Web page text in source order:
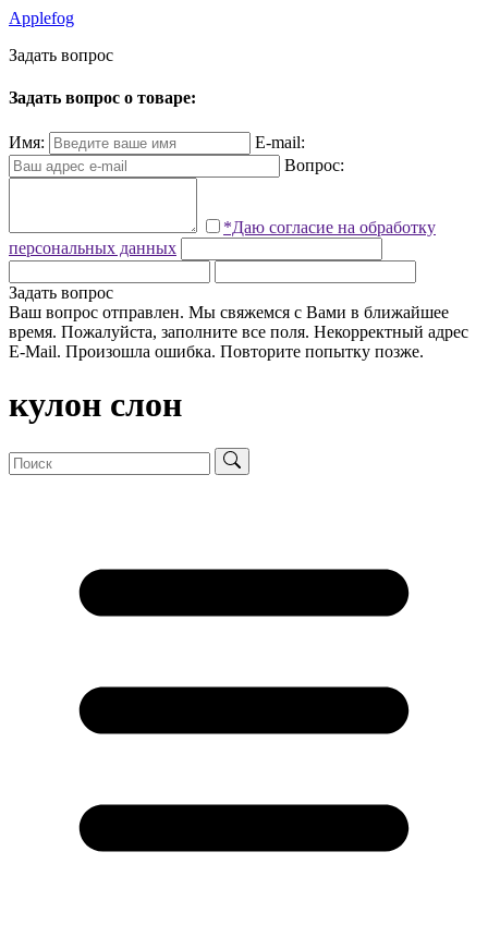
Applefog
Задать вопрос
Задать вопрос о товаре:
Имя:
E-mail:
Вопрос:
*Даю согласие на обработку
персональных данных
Задать вопрос
Ваш вопрос отправлен. Мы свяжемся с Вами в ближайшее
время. Пожалуйста, заполните все поля. Некорректный адрес
E-Mail. Произошла ошибка. Повторите попытку позже.
кулон слон